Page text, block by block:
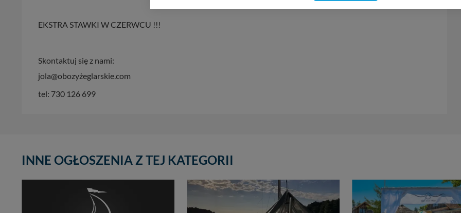
EKSTRA STAWKI W CZERWCU !!!
Skontaktuj się z nami:
jola@obozyżeglarskie.com
tel: 730 126 699
INNE OGŁOSZENIA Z TEJ KATEGORII